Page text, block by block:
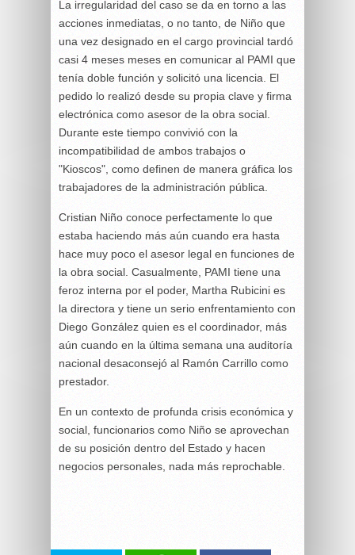
La irregularidad del caso se da en torno a las
acciones inmediatas, o no tanto, de Niño que
una vez designado en el cargo provincial tardó
casi 4 meses meses en comunicar al PAMI que
tenía doble función y solicitó una licencia. El
pedido lo realizó desde su propia clave y firma
electrónica como asesor de la obra social.
Durante este tiempo convivió con la
incompatibilidad de ambos trabajos o
"Kioscos", como definen de manera gráfica los
trabajadores de la administración pública.
Cristian Niño conoce perfectamente lo que
estaba haciendo más aún cuando era hasta
hace muy poco el asesor legal en funciones de
la obra social. Casualmente, PAMI tiene una
feroz interna por el poder, Martha Rubicini es
la directora y tiene un serio enfrentamiento con
Diego González quien es el coordinador, más
aún cuando en la última semana una auditoría
nacional desaconsejó al Ramón Carrillo como
prestador.
En un contexto de profunda crisis económica y
social, funcionarios como Niño se aprovechan
de su posición dentro del Estado y hacen
negocios personales, nada más reprochable.